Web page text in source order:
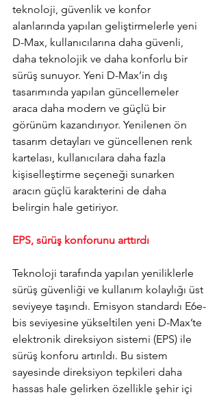
teknoloji, güvenlik ve konfor
alanlarında yapılan geliştirmelerle yeni
D-Max, kullanıcılarına daha güvenli,
daha teknolojik ve daha konforlu bir
sürüş sunuyor. Yeni D-Max’in dış
tasarımında yapılan güncellemeler
araca daha modern ve güçlü bir
görünüm kazandırıyor. Yenilenen ön
tasarım detayları ve güncellenen renk
kartelası, kullanıcılara daha fazla
kişiselleştirme seçeneği sunarken
aracın güçlü karakterini de daha
belirgin hale getiriyor.
EPS, sürüş konforunu arttırdı
Teknoloji tarafında yapılan yeniliklerle
sürüş güvenliği ve kullanım kolaylığı üst
seviyeye taşındı. Emisyon standardı E6e-
bis seviyesine yükseltilen yeni D-Max’te
elektronik direksiyon sistemi (EPS) ile
sürüş konforu artırıldı. Bu sistem
sayesinde direksiyon tepkileri daha
hassas hale gelirken özellikle şehir içi